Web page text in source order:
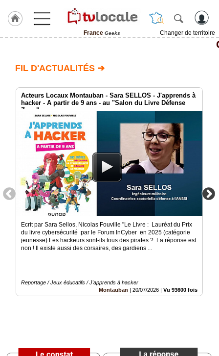
France Geeks
Changer de territoire
TvLocale
France
RUBRIQUES
Vidéos
groupe
FIL D'ACTUALITÉS ➔
Acteurs Locaux Montauban - Sara SELLOS - J'apprends à
hacker - A partir de 9 ans - au "Salon du Livre Défense
Zone"
Ecrit par Sara Sellos, Nicolas Fouville "Le Livre : Lauréat du Prix
du livre cybersécurité par le Forum InCyber en 2025 (catégorie
jeunesse) Les hackeurs sont-ils tous des pirates ? La réponse est
non ! Il existe aussi des corsaires, des gardiens ...
Reportage / Jeux éducatifs / J'apprends à hacker
Montauban
20/07/2026 Vu 93600 fois